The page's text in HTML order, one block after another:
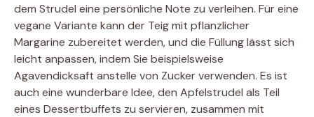
dem Strudel eine persönliche Note zu verleihen. Für eine
vegane Variante kann der Teig mit pflanzlicher
Margarine zubereitet werden, und die Füllung lässt sich
leicht anpassen, indem Sie beispielsweise
Agavendicksaft anstelle von Zucker verwenden. Es ist
auch eine wunderbare Idee, den Apfelstrudel als Teil
eines Dessertbuffets zu servieren, zusammen mit